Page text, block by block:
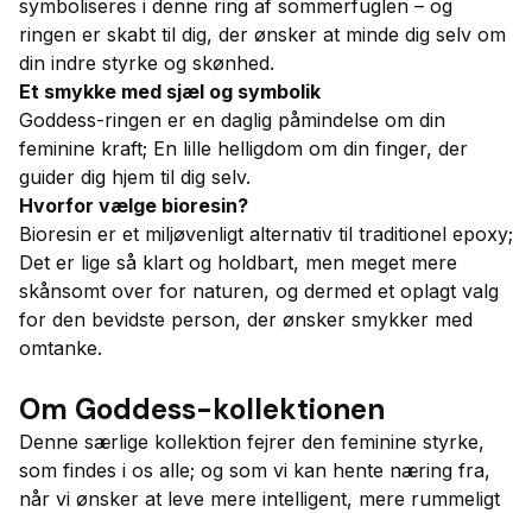
symboliseres i denne ring af sommerfuglen – og
ringen er skabt til dig, der ønsker at minde dig selv om
din indre styrke og skønhed.
Et smykke med sjæl og symbolik
Goddess-ringen er en daglig påmindelse om din
feminine kraft; En lille helligdom om din finger, der
guider dig hjem til dig selv.
Hvorfor vælge bioresin?
Bioresin er et miljøvenligt alternativ til traditionel epoxy;
Det er lige så klart og holdbart, men meget mere
skånsomt over for naturen, og dermed et oplagt valg
for den bevidste person, der ønsker smykker med
omtanke.
Om Goddess-kollektionen
Denne særlige kollektion fejrer den feminine styrke,
som findes i os alle; og som vi kan hente næring fra,
når vi ønsker at leve mere intelligent, mere rummeligt